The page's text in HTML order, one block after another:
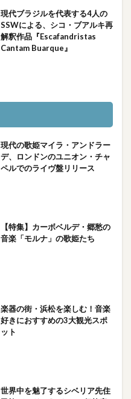
現代ブラジルを代表する4人の
SSWによる、シコ・ブアルキ再
解釈作品『Escafandristas
Cantam Buarque』
現代の歌姫マイラ・アンドラー
デ、ロンドンのユニオン・チャ
ペルでのライヴ盤リリース
【特集】カーボベルデ・郷愁の
音楽「モルナ」の歌姫たち
楽器の街・浜松を楽しむ！音楽
好きにおすすめの3大観光スポ
ット
世界中を魅了するシベリア先住